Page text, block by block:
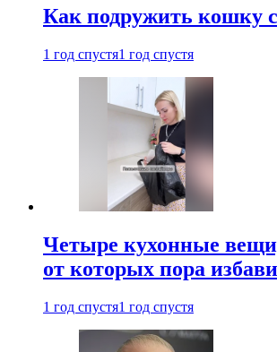
Как подружить кошку
1 год спустя1 год спустя
Четыре кухонные
от которых пора
1 год спустя1 год спустя